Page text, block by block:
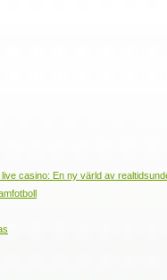
casino: En ny värld av